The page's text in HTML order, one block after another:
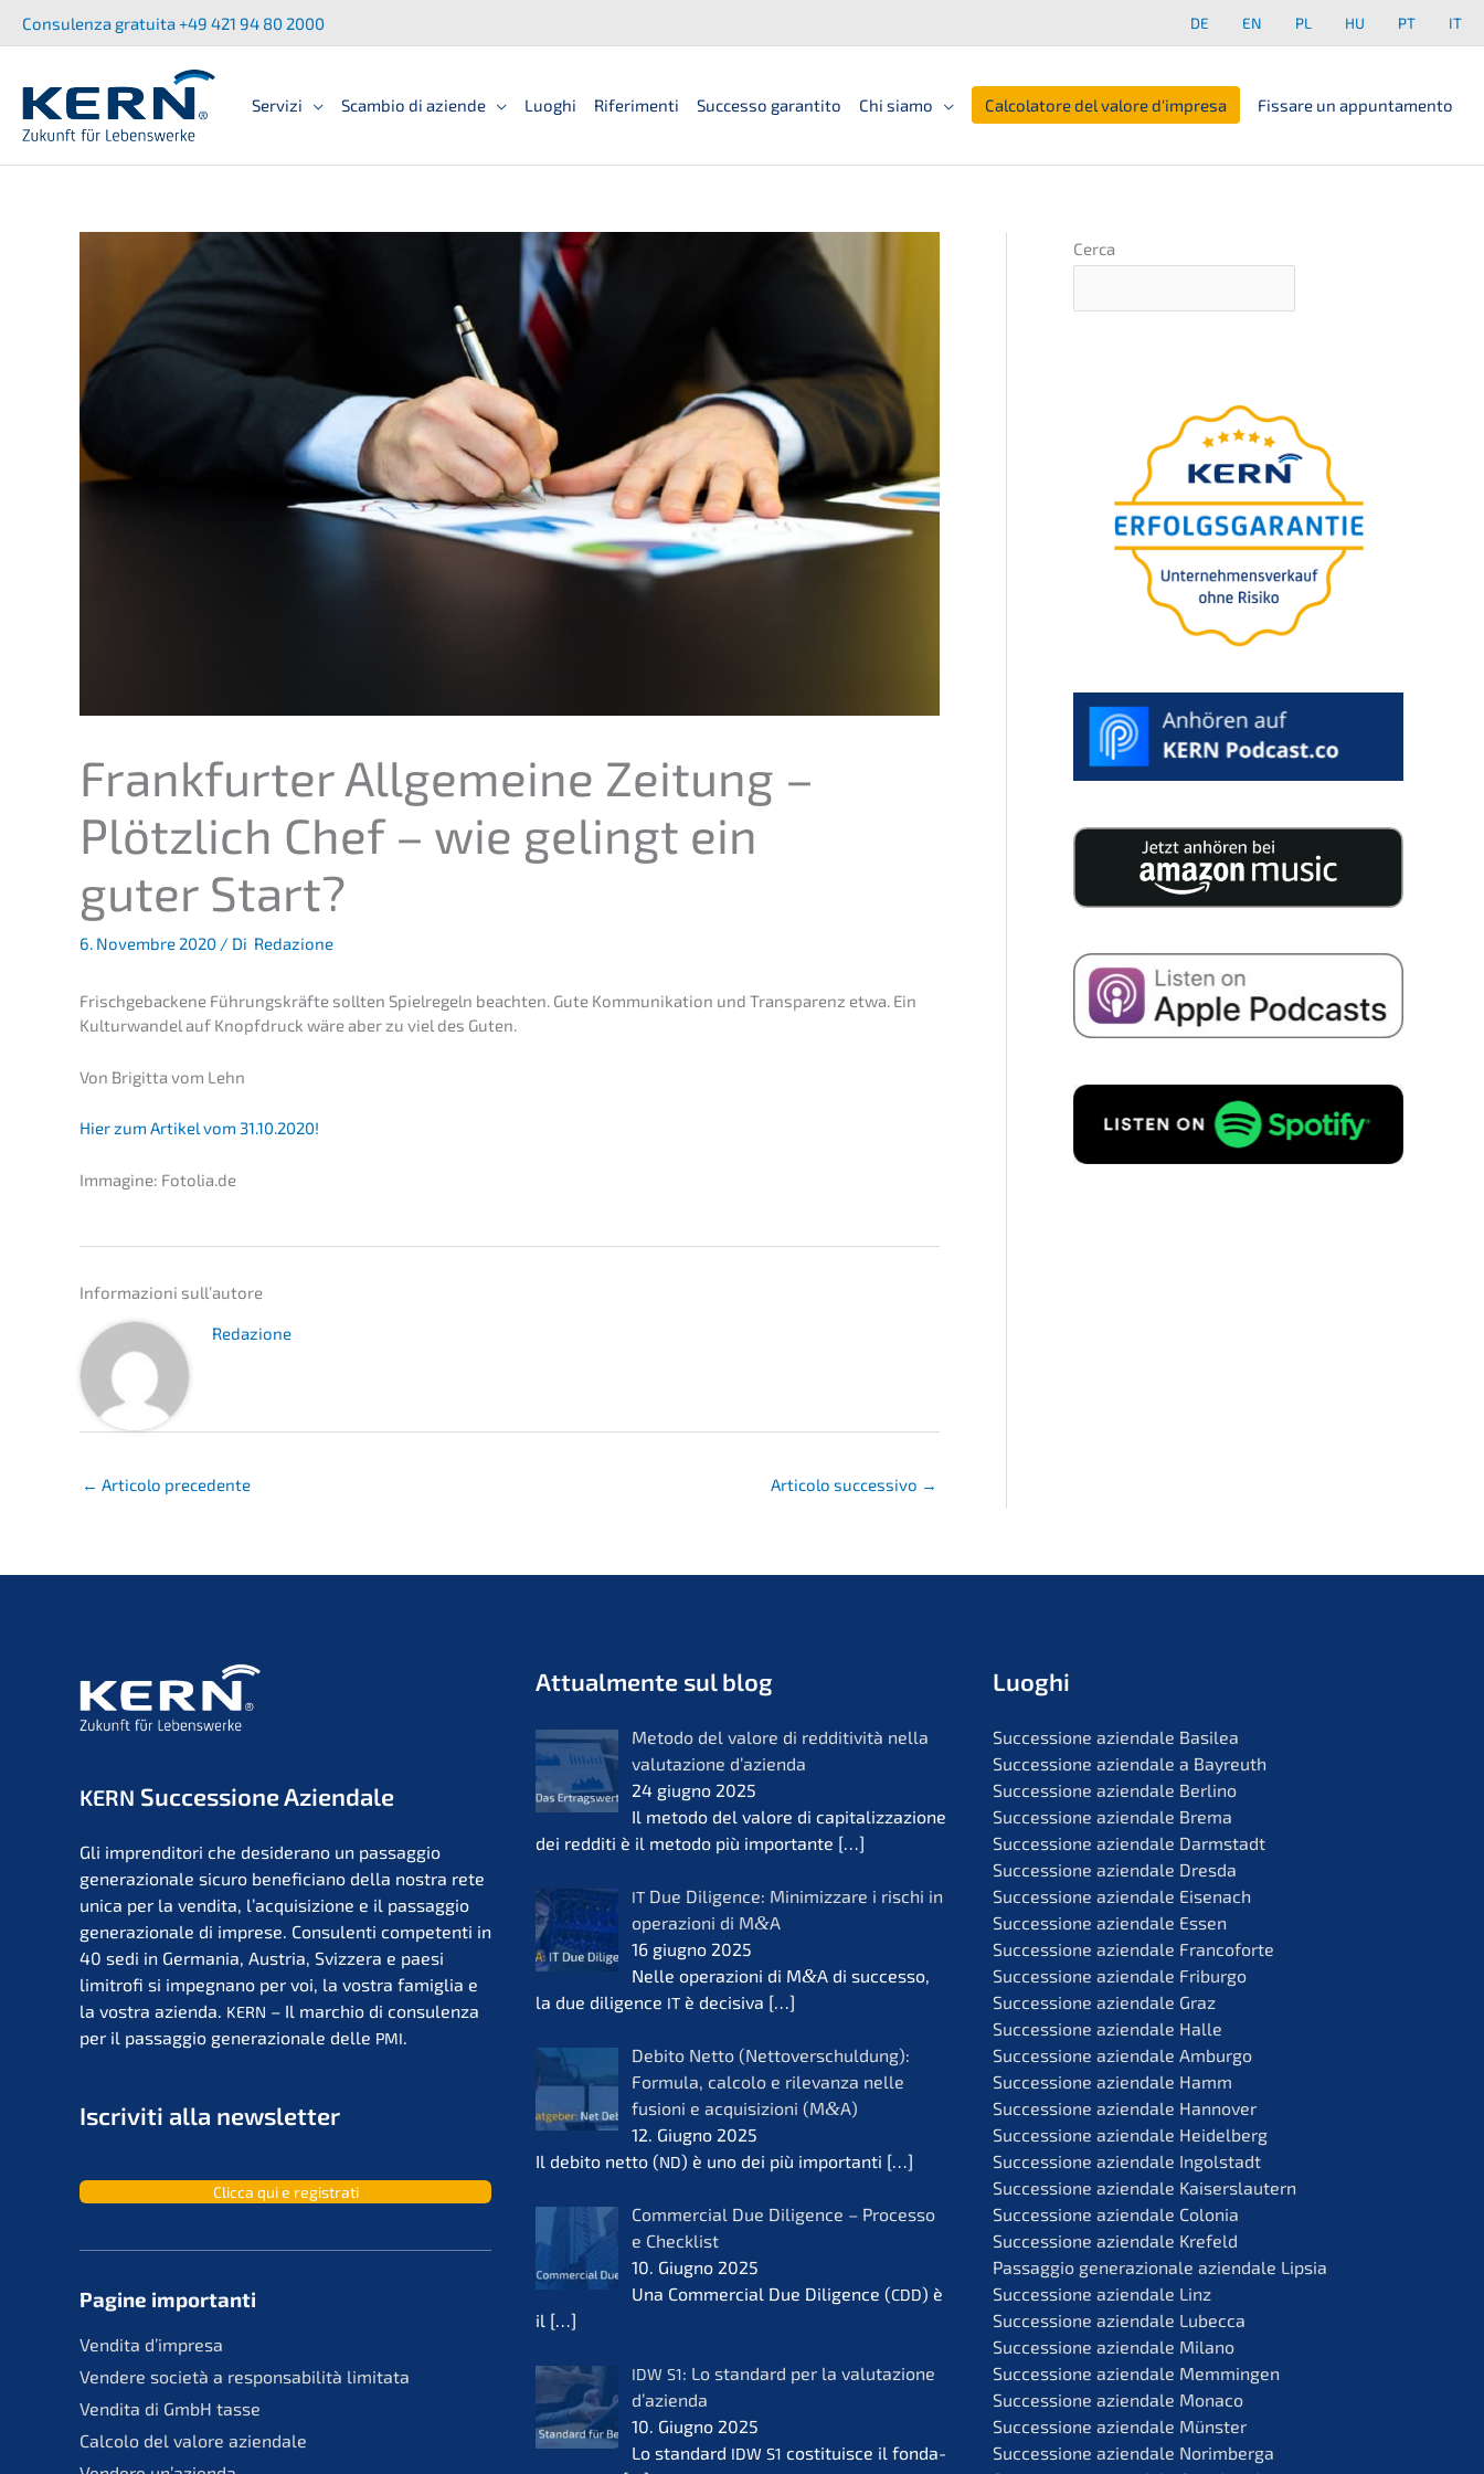
Inhalt
Consu­len­za gratui­ta +49 421 94 80 2000 DE EN PL HU PT IT
Servizi Scambio di aziende Luoghi Riferimenti Successo garantito Chi siamo Calcolatore del valore d'impresa Fissare un appuntamento
Frank­fur­ter Allge­mei­ne Zeitung –
Plötz­lich Chef – wie gelingt ein
guter Start?
6. Novembre 2020 / Di Redazione
Frisch­ge­ba­cke­ne Führungs­kräf­te sollten Spiel­re­geln beach­ten. Gute Kommu­ni­ka­ti­on und Trans­pa­renz etwa. Ein
Kultur­wan­del auf Knopf­druck wäre aber zu viel des Guten.
Von Brigit­ta vom Lehn
Hier zum Artikel vom 31.10.2020!
Immagi­ne: Fotolia.de
Infor­ma­zio­ni sull’autore
Redazio­ne
← Artico­lo precedente Artico­lo succes­si­vo →
Cerca
WebinarGRATIS
–presen­
ta­to da Nils Koerber
Die 5 größten
Fehler beim
Genera­ti­ons-
wechsel in
Familien-
unternehmen
KERN Succes­sio­ne Aziendale
Gli impren­di­to­ri che deside­r­ano un passag­gio
genera­zio­na­le sicuro benefi­ci­a­no della nostra rete
unica per la vendita, l’acqui­si­zio­ne e il passag­gio
genera­zio­na­le di impre­se. Consu­len­ti compe­ten­ti in
40 sedi in Germa­nia, Austria, Svizzera e paesi
limit­ro­fi si impegna­no per voi, la vostra famiglia e
la vostra azien­da. KERN – Il marchio di consu­len­za
per il passag­gio genera­zio­na­le delle PMI.
Iscri­vi­ti alla newsletter
Clicca qui e registrati
Pagine importan­ti
Vendita d’impre­sa
Vende­re socie­tà a responsa­bi­li­tà limitata
Vendita di GmbH tasse
Calco­lo del valore aziendale
Attual­men­te sul blog
Metodo del valore di reddi­ti­vi­tà nella
valuta­zio­ne d’azi­en­da
24 giugno 2025
Il metodo del valore di capita­liz­za­zio­ne
dei reddi­ti è il metodo più importan­te […]
IT Due Diligence: Minimiz­za­re i rischi in
opera­zio­ni di M&A
16 giugno 2025
Nelle opera­zio­ni di M&A di succes­so,
la due diligence IT è decisi­va […]
Debito Netto (Netto­ver­schul­dung):
Formu­la, calco­lo e rilevanza nelle
fusio­ni e acqui­si­zio­ni (M&A)
12. Giugno 2025
Il debito netto (ND) è uno dei più importan­ti […]
Commer­cial Due Diligence – Proces­so
e Check­list
10. Giugno 2025
Una Commer­cial Due Diligence (CDD) è
il […]
IDW S1: Lo standard per la valuta­zio­ne
d’azi­en­da
10. Giugno 2025
Lo standard IDW S1 costi­tuis­ce il fonda­
Luoghi
Succes­sio­ne aziend­a­le Basilea
Succes­sio­ne aziend­a­le a Bayreuth
Succes­sio­ne aziend­a­le Berlino
Succes­sio­ne aziend­a­le Brema
Succes­sio­ne aziend­a­le Darmstadt
Succes­sio­ne aziend­a­le Dresda
Succes­sio­ne aziend­a­le Eisenach
Succes­sio­ne aziend­a­le Essen
Succes­sio­ne aziend­a­le Francoforte
Succes­sio­ne aziend­a­le Friburgo
Succes­sio­ne aziend­a­le Graz
Succes­sio­ne aziend­a­le Halle
Succes­sio­ne aziend­a­le Amburgo
Succes­sio­ne aziend­a­le Hamm
Succes­sio­ne aziend­a­le Hannover
Succes­sio­ne aziend­a­le Heidelberg
Succes­sio­ne aziend­a­le Ingolstadt
Succes­sio­ne aziend­a­le Kaiserslautern
Succes­sio­ne aziend­a­le Colonia
Succes­sio­ne aziend­a­le Krefeld
Passag­gio genera­zio­na­le aziend­a­le Lipsia
Succes­sio­ne aziend­a­le Linz
Succes­sio­ne aziend­a­le Lubecca
Succes­sio­ne aziend­a­le Milano
Succes­sio­ne aziend­a­le Memmingen
Succes­sio­ne aziend­a­le Monaco
Succes­sio­ne aziend­a­le Münster
Succes­sio­ne aziend­a­le Norimberga